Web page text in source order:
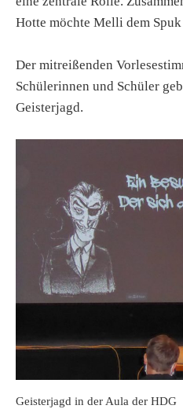
Hotte möchte Melli dem
Der mitreißenden
Schülerinnen und Schüler
Geisterjagd.
Geisterjagd in der Aula der HDG